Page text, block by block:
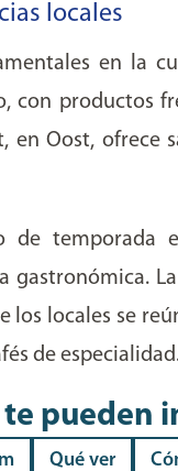
locales
en la
con productos
en Oost, ofrece
de temporada
gastronómica.
los locales se
de
pueden
Qué ver